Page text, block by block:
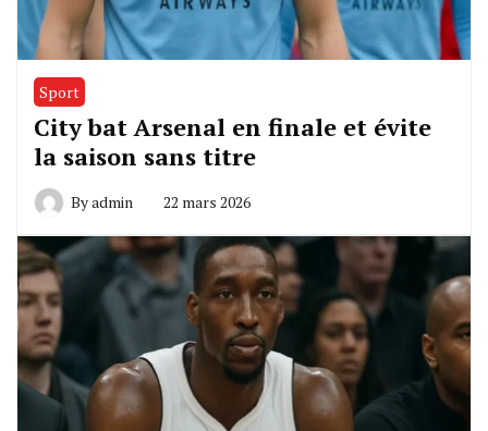
Sport
City bat Arsenal en finale et évite
la saison sans titre
Byadmin 22 mars 2026